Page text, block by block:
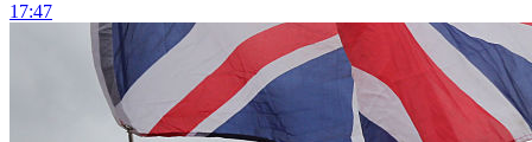
17:47